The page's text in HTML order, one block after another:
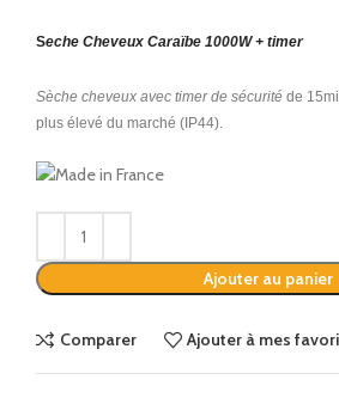
Seche Cheveux Caraïbe 1000W + timer
Sèche cheveux avec timer de sécurité de
plus élevé du marché (IP44).
Ajouter au panier
Comparer Ajouter à mes